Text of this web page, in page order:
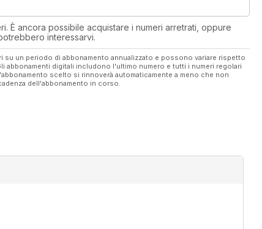
È ancora possibile acquistare i numeri arretrati, oppure
interessarvi.
un periodo di abbonamento annualizzato e possono variare rispetto
digitali includono l'ultimo numero e tutti i numeri regolari
scelto si rinnoverà automaticamente a meno che non
dell'abbonamento in corso.